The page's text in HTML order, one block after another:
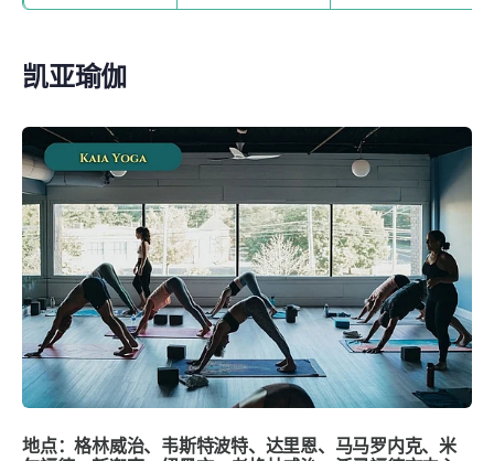
凯亚瑜伽
地点：格林威治、韦斯特波特、达里恩、马马罗内克、米